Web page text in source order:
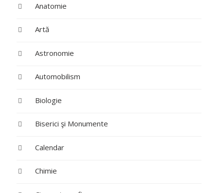
Anatomie
Artă
Astronomie
Automobilism
Biologie
Biserici şi Monumente
Calendar
Chimie